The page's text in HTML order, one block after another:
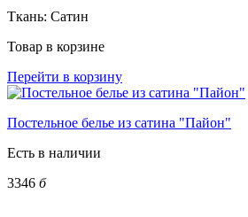
Ткань: Сатин
Товар в корзине
Перейти в корзину
Постельное белье из сатина "Пайон"
Есть в наличии
3346 б